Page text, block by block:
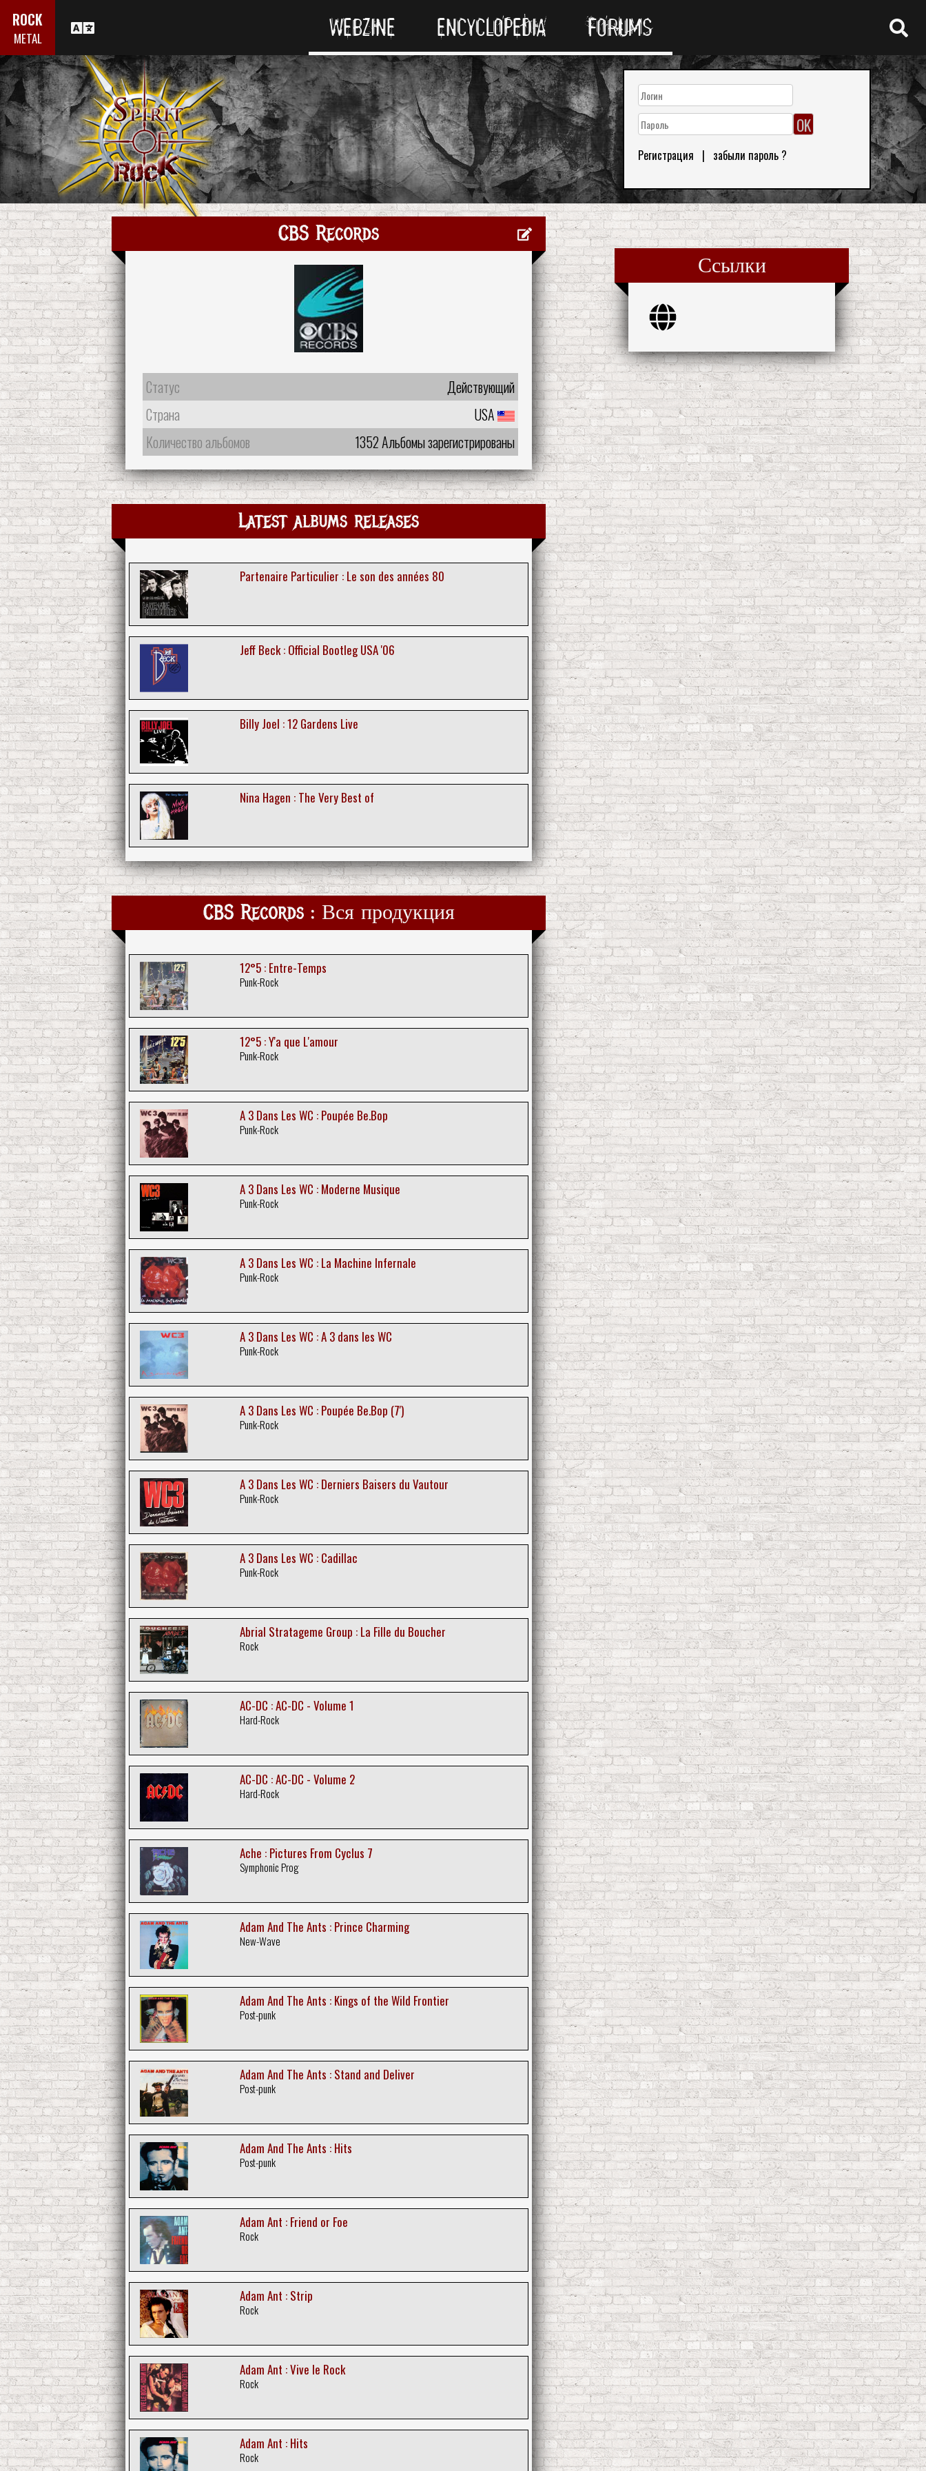
ROCK
METAL WEBZINE ENCYCLOPEDIA FORUMS
Регистрация | забыли пароль ?
CBS Records
Статус
Действующий
Страна
USA
Количество альбомов
1352 Альбомы зарегистрированы
Latest albums releases
Partenaire Particulier : Le son des années 80
Jeff Beck : Official Bootleg USA '06
Billy Joel : 12 Gardens Live
Nina Hagen : The Very Best of
CBS Records : Вся продукция
12°5 : Entre-Temps
Punk-Rock
12°5 : Y'a que L'amour
Punk-Rock
A 3 Dans Les WC : Poupée Be.Bop
Punk-Rock
A 3 Dans Les WC : Moderne Musique
Punk-Rock
A 3 Dans Les WC : La Machine Infernale
Punk-Rock
A 3 Dans Les WC : A 3 dans les WC
Punk-Rock
A 3 Dans Les WC : Poupée Be.Bop (7')
Punk-Rock
A 3 Dans Les WC : Derniers Baisers du Vautour
Punk-Rock
A 3 Dans Les WC : Cadillac
Punk-Rock
Abrial Stratageme Group : La Fille du Boucher
Rock
AC-DC : AC-DC - Volume 1
Hard-Rock
AC-DC : AC-DC - Volume 2
Hard-Rock
Ache : Pictures From Cyclus 7
Symphonic Prog
Adam And The Ants : Prince Charming
New-Wave
Adam And The Ants : Kings of the Wild Frontier
Post-punk
Adam And The Ants : Stand and Deliver
Post-punk
Adam And The Ants : Hits
Post-punk
Adam Ant : Friend or Foe
Rock
Adam Ant : Strip
Rock
Adam Ant : Vive le Rock
Rock
Adam Ant : Hits
Rock
Ссылки